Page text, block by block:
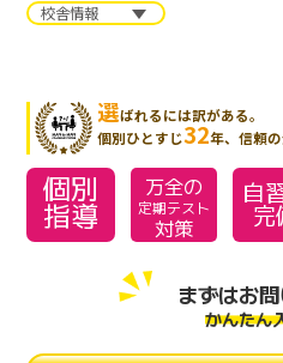
校舎情報
選ばれるには訳がある。
個別ひとすじ32年、信頼
個別
指導
万全の
定期テスト
対策
自
完
まずはお
かんたん